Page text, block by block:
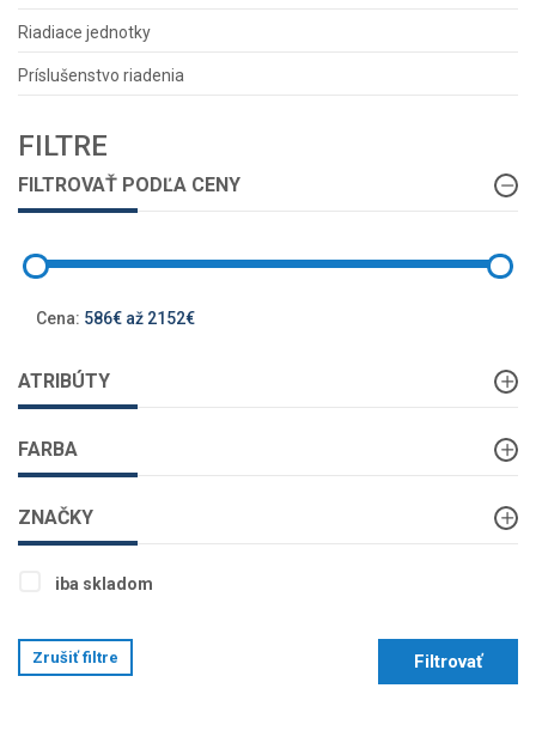
Riadiace jednotky
Príslušenstvo riadenia
FILTRE
FILTROVAŤ PODĽA CENY
Cena: 586€ až 2152€
ATRIBÚTY
FARBA
ZNAČKY
iba skladom
Zrušiť filtre Filtrovať